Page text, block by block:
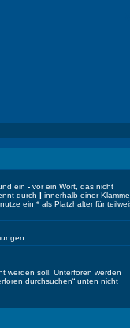
ein - vor ein Wort, das nicht
durch | innerhalb einer
ein * als Platzhalter für
werden soll. Unterforen werden
durchsuchen“ unten nicht